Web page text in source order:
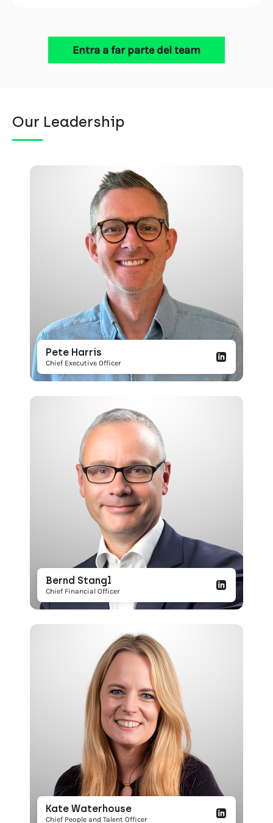
Entra a far parte del team
Our Leadership
Pete Harris
Chief Executive Officer
Bernd Stangl
Chief Financial Officer
Kate Waterhouse
Chief People and Talent Officer